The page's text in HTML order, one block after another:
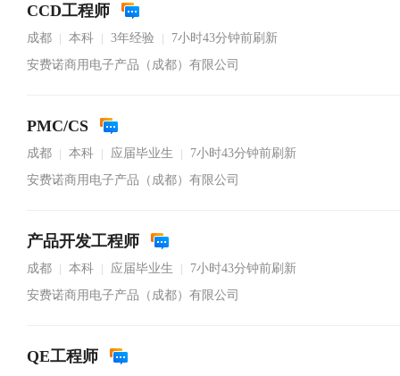
CCD工程师
成都 本科 3年经验
7小时43分钟前刷新
安费诺商用电子产品（成都）有限公司
PMC/CS
成都 本科 应届毕业生
7小时43分钟前刷新
安费诺商用电子产品（成都）有限公司
产品开发工程师
成都 本科 应届毕业生
7小时43分钟前刷新
安费诺商用电子产品（成都）有限公司
QE工程师